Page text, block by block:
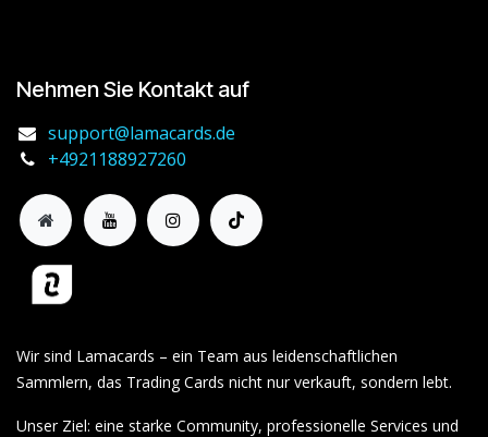
Nehmen Sie Kontakt auf
support@lamacards.de
+4921188927260
Wir sind Lamacards – ein Team aus leidenschaftlichen
Sammlern, das Trading Cards nicht nur verkauft, sondern lebt.
Unser Ziel: eine starke Community, professionelle Services und